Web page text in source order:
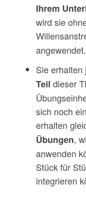
Ihrem
wird sie
angewendet.
Sie erhalten
Teil dieser
sich noch
erhalten
Übungen,
anwenden
Stück für
integrieren